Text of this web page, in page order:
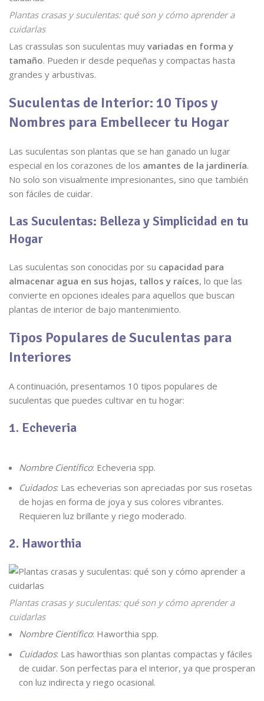
Plantas crasas y suculentas: qué son y cómo aprender a
cuidarlas
Las crassulas son suculentas muy variadas en forma y
tamaño. Pueden ir desde pequeñas y compactas hasta
grandes y arbustivas.
Suculentas de Interior: 10 Tipos y
Nombres para Embellecer tu Hogar
Las suculentas son plantas que se han ganado un lugar
especial en los corazones de los amantes de la jardinería.
No solo son visualmente impresionantes, sino que también
son fáciles de cuidar.
Las Suculentas: Belleza y Simplicidad en tu
Hogar
Las suculentas son conocidas por su capacidad para
almacenar agua en sus hojas, tallos y raíces, lo que las
convierte en opciones ideales para aquellos que buscan
plantas de interior de bajo mantenimiento.
Tipos Populares de Suculentas para
Interiores
A continuación, presentamos 10 tipos populares de
suculentas que puedes cultivar en tu hogar:
1. Echeveria
Nombre Científico: Echeveria spp.
Cuidados: Las echeverias son apreciadas por sus rosetas
de hojas en forma de joya y sus colores vibrantes.
Requieren luz brillante y riego moderado.
2. Haworthia
Plantas crasas y suculentas: qué son y cómo aprender a
cuidarlas
Nombre Científico: Haworthia spp.
Cuidados: Las haworthias son plantas compactas y fáciles
de cuidar. Son perfectas para el interior, ya que prosperan
con luz indirecta y riego ocasional.